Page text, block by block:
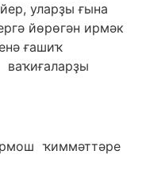
уларҙы ғына
йөрөгән ирмәк
ғашиҡ
ҡиммәттәре